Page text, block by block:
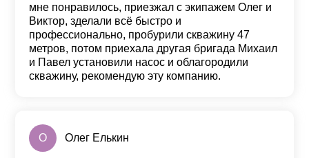
мне понравилось, приезжал с экипажем Олег и
Виктор, зделали всё быстро и
профессионально, пробурили скважину 47
метров, потом приехала другая бригада Михаил
и Павел установили насос и облагородили
скважину, рекомендую эту компанию.
О Олег Елькин